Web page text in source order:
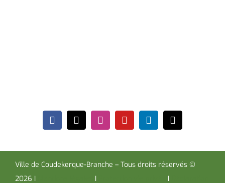
Ville de Coudekerque-Branche – Tous droits réservés ©
2026 I
I I